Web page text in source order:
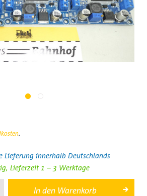
.
Lieferung innerhalb Deutschlands
Lieferzeit 1 – 3 Werktage
In den Warenkorb